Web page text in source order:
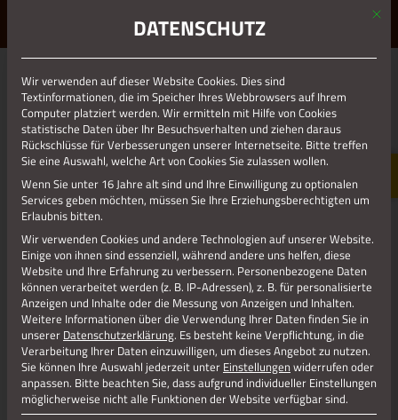
ERLEBE STOLBERG.ERLEBE DICH.
01.01.1970
ST. SEB.-SCHÜTZEN
STOLBERG_LOGO_LP
Jetzt teilen
Mit
DATENSCHUTZ
Wir verwenden auf dieser Website Cookies. Dies sind
Textinformationen, die im Speicher Ihres Webbrowsers auf Ihrem
Computer platziert werden. Wir ermitteln mit Hilfe von Cookies
statistische Daten über Ihr Besuchsverhalten und ziehen daraus
Rückschlüsse für Verbesserungen unserer Internetseite. Bitte treffen
Sie eine Auswahl, welche Art von Cookies Sie zulassen wollen.
Wenn Sie unter 16 Jahre alt sind und Ihre Einwilligung zu optionalen
Services geben möchten, müssen Sie Ihre Erziehungsberechtigten um
Erlaubnis bitten.
Wir verwenden Cookies und andere Technologien auf unserer Website.
Einige von ihnen sind essenziell, während andere uns helfen, diese
Website und Ihre Erfahrung zu verbessern. Personenbezogene Daten
können verarbeitet werden (z. B. IP-Adressen), z. B. für personalisierte
Anzeigen und Inhalte oder die Messung von Anzeigen und Inhalten.
Weitere Informationen über die Verwendung Ihrer Daten finden Sie in
unserer Datenschutzerklärung. Es besteht keine Verpflichtung, in die
Verarbeitung Ihrer Daten einzuwilligen, um dieses Angebot zu nutzen.
Sie können Ihre Auswahl jederzeit unter Einstellungen widerrufen oder
anpassen. Bitte beachten Sie, dass aufgrund individueller Einstellungen
möglicherweise nicht alle Funktionen der Website verfügbar sind.